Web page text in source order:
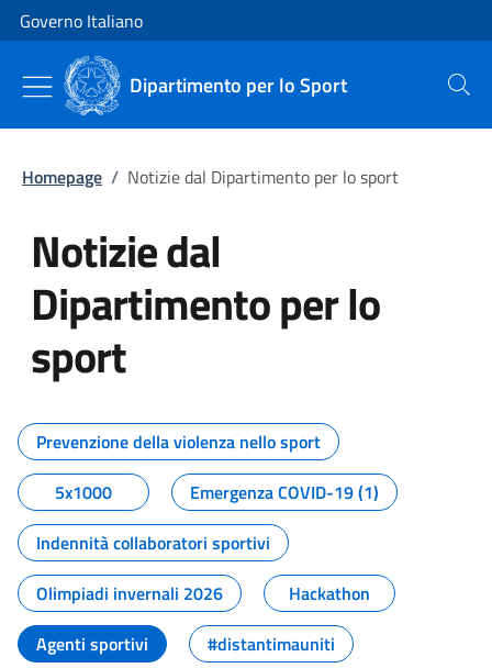
Vai al contenuto
Vai alla navigazione del sito
Governo Italiano
Dipartimento per lo Sport Cerca
Homepage / Notizie dal Dipartimento per lo sport
Notizie dal
Dipartimento per lo
sport
Tutti i contenuti della pagina
Prevenzione della violenza nello sport
5x1000
Emergenza COVID-19 (1)
Indennità collaboratori sportivi
Olimpiadi invernali 2026
Hackathon
Agenti sportivi
#distantimauniti